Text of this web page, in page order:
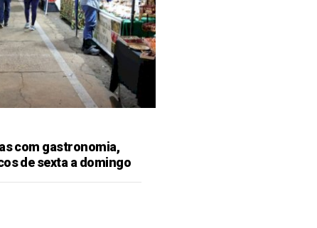
com gastronomia,
de sexta a domingo